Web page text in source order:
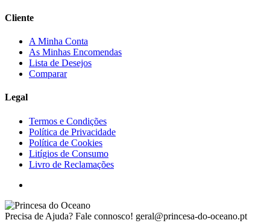
Cliente
A Minha Conta
As Minhas Encomendas
Lista de Desejos
Comparar
Legal
Termos e Condições
Política de Privacidade
Política de Cookies
Litígios de Consumo
Livro de Reclamações
Precisa de Ajuda? Fale connosco! geral@princesa-do-oceano.pt